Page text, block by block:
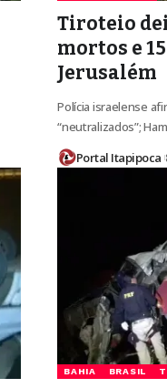
Tiroteio
mortos e
Jerusalém
Polícia israelense
“neutralizados”;
Portal Itapipoca
BAHIA BRASIL